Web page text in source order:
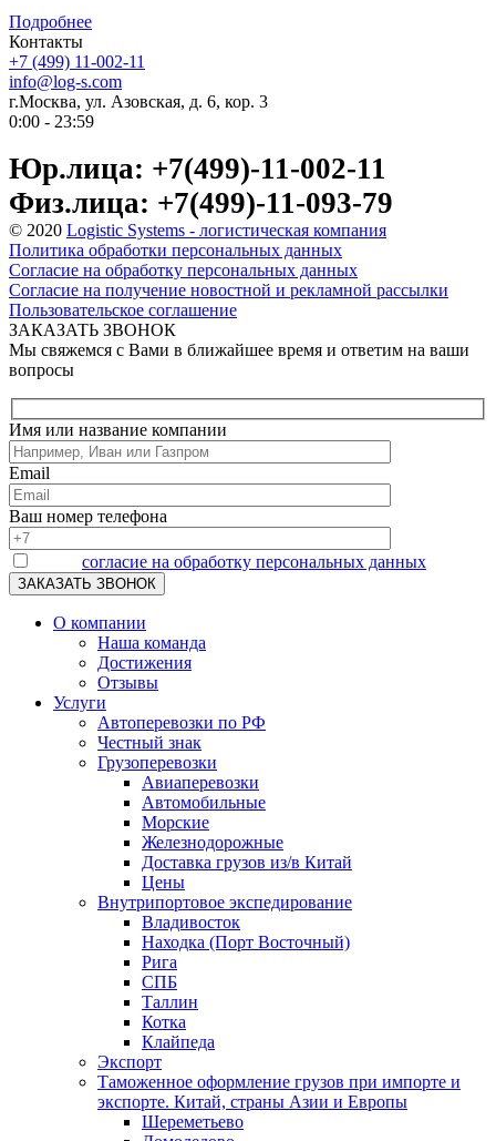
Подробнее
Контакты
+7 (499) 11-002-11
info@log-s.com
г.Москва, ул. Азовская, д. 6, кор. 3
0:00 - 23:59
Юр.лица: +7(499)-11-002-11
Физ.лица: +7(499)-11-093-79
© 2020 Logistic Systems - логистическая компания
Политика обработки персональных данных
Согласие на обработку персональных данных
Согласие на получение новостной и рекламной рассылки
Пользовательское соглашение
ЗАКАЗАТЬ ЗВОНОК
Мы свяжемся с Вами в ближайшее время и ответим на ваши
вопросы
Имя или название компании
Email
Ваш номер телефона
согласие на обработку персональных данных
О компании
Наша команда
Достижения
Отзывы
Услуги
Автоперевозки по РФ
Честный знак
Грузоперевозки
Авиаперевозки
Автомобильные
Морские
Железнодорожные
Доставка грузов из/в Китай
Цены
Внутрипортовое экспедирование
Владивосток
Находка (Порт Восточный)
Рига
СПБ
Таллин
Котка
Клайпеда
Экспорт
Таможенное оформление грузов при импорте и
экспорте. Китай, страны Азии и Европы
Шереметьево